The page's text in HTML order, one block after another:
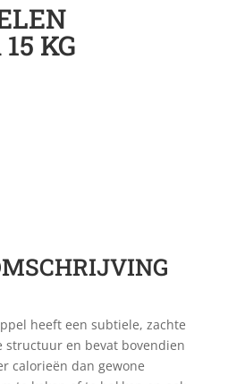
KG
heeft een subtiele, zachte
structuur en bevat bovendien
calorieën dan gewone